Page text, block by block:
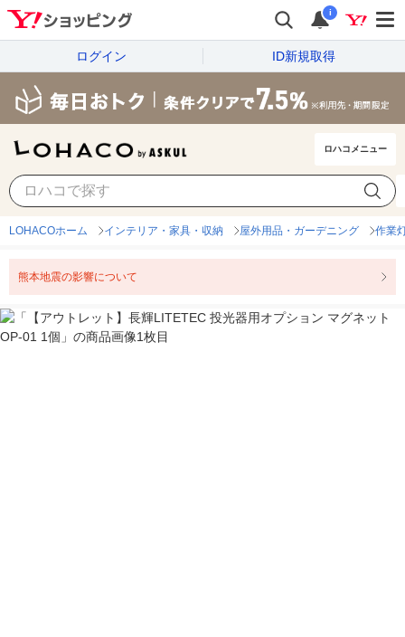
i
ログイン ID新規取得
ロハコメニュー
LOHACOホーム インテリア・家具・収納 屋外用品・ガーデニング 作業
熊本地震の影響について